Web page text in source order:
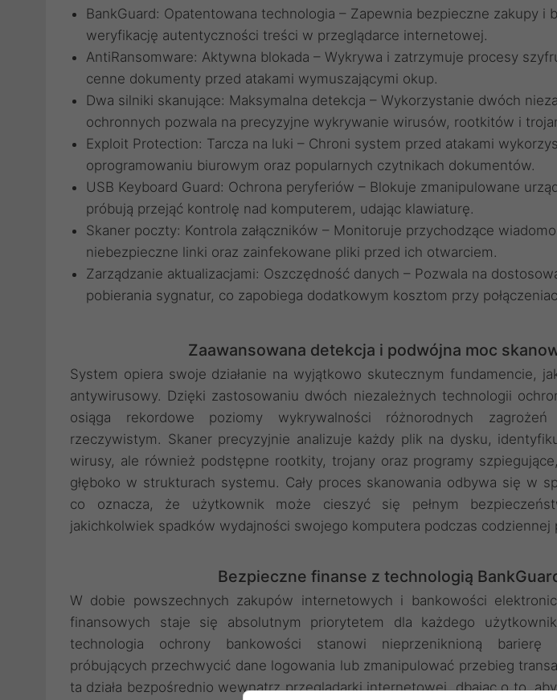
BankGuard: Opatentowana technologia – Zapewnia bezpieczne zakupy i
weryfikację autentyczności treści w przeglądarce internetowej.
AntiRansomware: Aktywna blokada – Wykrywa i zatrzymuje procesy
cenne dokumenty przed atakami wymuszającymi okup.
Dwa silniki skanujące: Maksymalna detekcja – Wykorzystanie dwóch
ochronnych pozwala na precyzyjne wykrywanie wirusów, rootkitów i
Exploit Protection: Tarcza na luki – Chroni system przed atakami
oprogramowaniu biurowym oraz popularnych czytnikach dokumentów.
USB Keyboard Guard: Ochrona peryferiów – Blokuje zmanipulowane
próbują przejąć kontrolę nad komputerem, udając klawiaturę.
Skaner poczty: Kontrola załączników – Monitoruje przychodzące
niebezpieczne linki oraz zainfekowane pliki przed ich otwarciem.
Zarządzanie aktualizacjami: Oszczędność danych – Pozwala na
pobierania sygnatur, co zapobiega dodatkowym kosztom przy
Zaawansowana detekcja i podwójna moc
System opiera swoje działanie na wyjątkowo skutecznym fundamencie,
antywirusowy. Dzięki zastosowaniu dwóch niezależnych technologii
osiąga rekordowe poziomy wykrywalności różnorodnych
rzeczywistym. Skaner precyzyjnie analizuje każdy plik na dysku,
wirusy, ale również podstępne rootkity, trojany oraz programy
głęboko w strukturach systemu. Cały proces skanowania odbywa się w
co oznacza, że użytkownik może cieszyć się pełnym
jakichkolwiek spadków wydajności swojego komputera podczas codziennej
Bezpieczne finanse z technologią
W dobie powszechnych zakupów internetowych i bankowości
finansowych staje się absolutnym priorytetem dla każdego
technologia ochrony bankowości stanowi nieprzeniknioną barierę
próbujących przechwycić dane logowania lub zmanipulować przebieg
ta działa bezpośrednio wewnątrz przeglądarki internetowej, dbając o to,